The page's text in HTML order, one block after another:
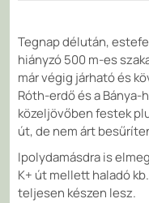
Tegnap délután,
hiányzó 500 m-es
már végig járható és
Róth-erdő és a Bánya-
közeljövőben festek
út, de nem árt
Ipolydamásdra is
K+ út mellett haladó
teljesen készen lesz.